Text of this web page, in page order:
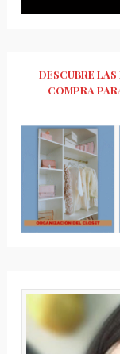
DESCUBRE
COMPRA